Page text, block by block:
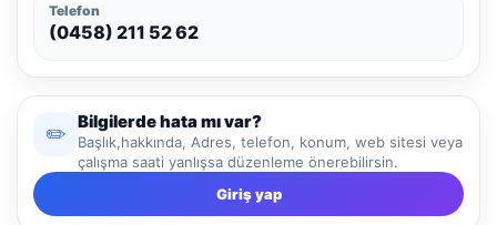
Telefon
(0458) 211 52 62
✏️
Bilgilerde hata mı var?
Başlık,hakkında, Adres, telefon, konum, web sitesi veya
çalışma saati yanlışsa düzenleme önerebilirsin.
Giriş yap